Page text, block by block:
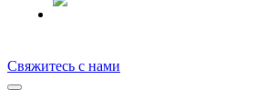
Свяжитесь с нами